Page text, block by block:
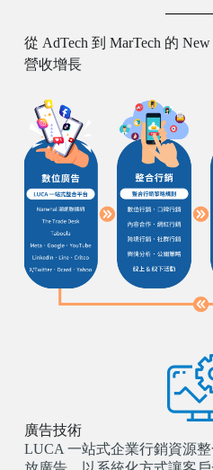
從 AdTech 到 MarTech 的
營收增長
廣告技術
LUCA 一站式企業行銷資源